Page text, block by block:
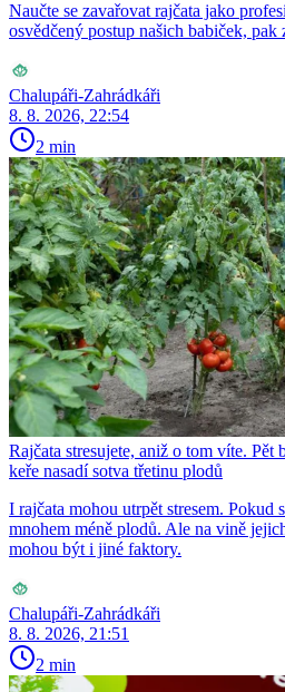
Naučte se zavařovat rajčata jako
osvědčený postup našich babiček, pak
Chalupáři-Zahrádkáři
8. 8. 2026, 22:54
2 min
Rajčata stresujete, aniž o tom víte.
keře nasadí sotva třetinu plodů
I rajčata mohou utrpět stresem. Pokud
mnohem méně plodů. Ale na vině
mohou být i jiné faktory.
Chalupáři-Zahrádkáři
8. 8. 2026, 21:51
2 min